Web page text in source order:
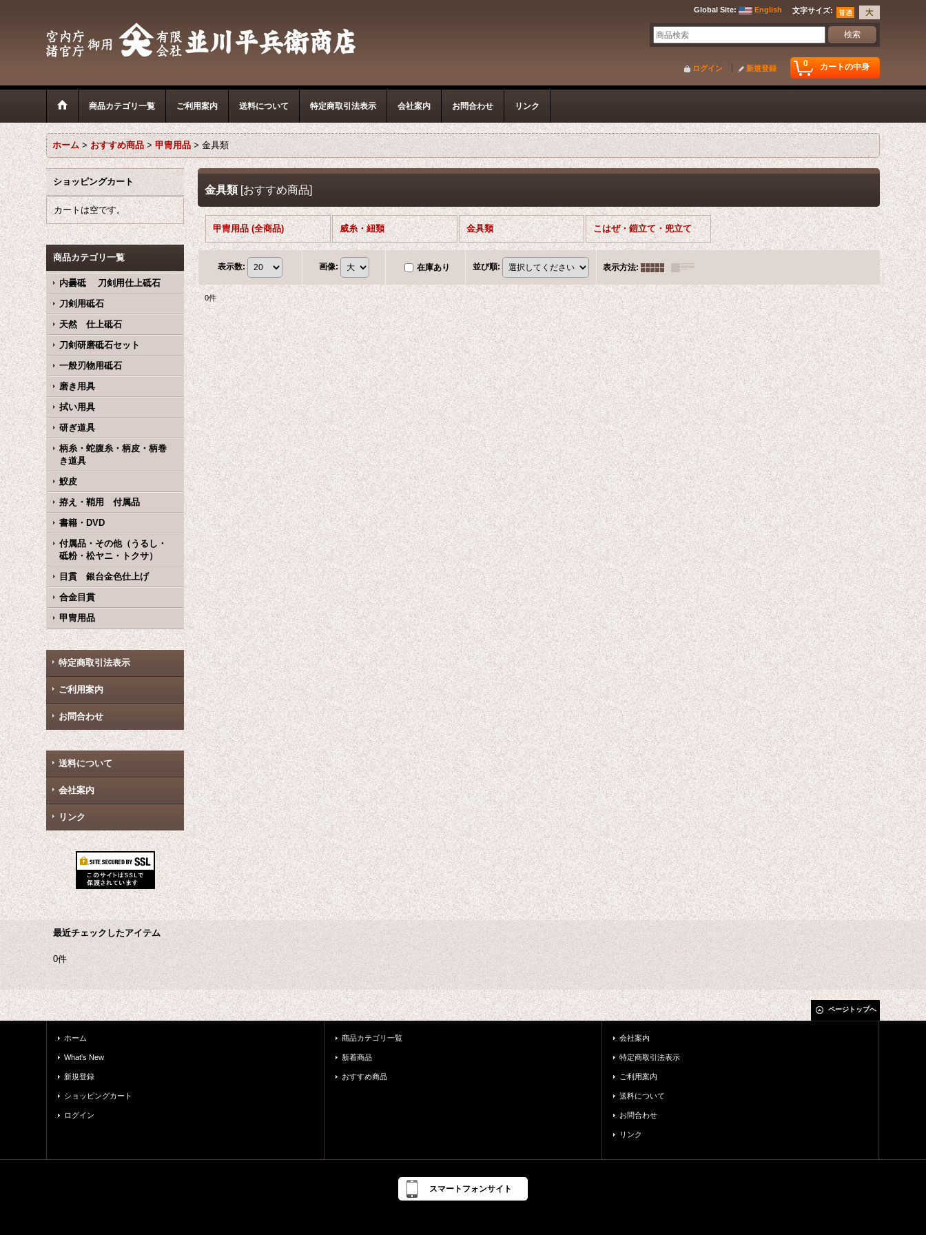
文字サイズ:
Global Site: English
0 カートの中身
ログイン 新規登録
商品カテゴリ一覧 ご利用案内 送料について 特定商取引法表示 会社案内 お問合わせ リンク
ホーム > おすすめ商品 > 甲冑用品 > 金具類
ショッピングカート
カートは空です。
商品カテゴリ一覧
内曇砥 刀剣用仕上砥石
刀剣用砥石
天然 仕上砥石
刀剣研磨砥石セット
一般刃物用砥石
磨き用具
拭い用具
研ぎ道具
柄糸・蛇腹糸・柄皮・柄巻
き道具
鮫皮
拵え・鞘用 付属品
書籍・DVD
付属品・その他（うるし・
砥粉・松ヤニ・トクサ）
目貫 銀台金色仕上げ
合金目貫
甲冑用品
特定商取引法表示
ご利用案内
お問合わせ
送料について
会社案内
リンク
金具類 [おすすめ商品]
甲冑用品 (全商品) 威糸・紐類 金具類 こはぜ・鎧立て・兜立て
表示数: 画像: 在庫あり 並び順: 表示方法:
0件
最近チェックしたアイテム
0件
ページトップへ
ホーム
What's New
新規登録
ショッピングカート
ログイン
商品カテゴリ一覧
新着商品
おすすめ商品
会社案内
特定商取引法表示
ご利用案内
送料について
お問合わせ
リンク
スマートフォンサイト